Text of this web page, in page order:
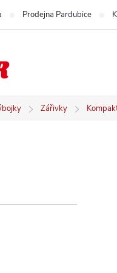
Prodejna Pardubice
Zářivky